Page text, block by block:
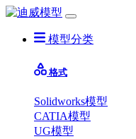
模型分类
格式
Solidworks模型
CATIA模型
UG模型